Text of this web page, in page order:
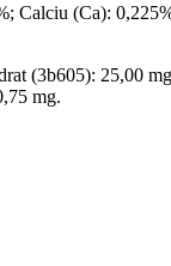
(Ca):
25,00
mg.